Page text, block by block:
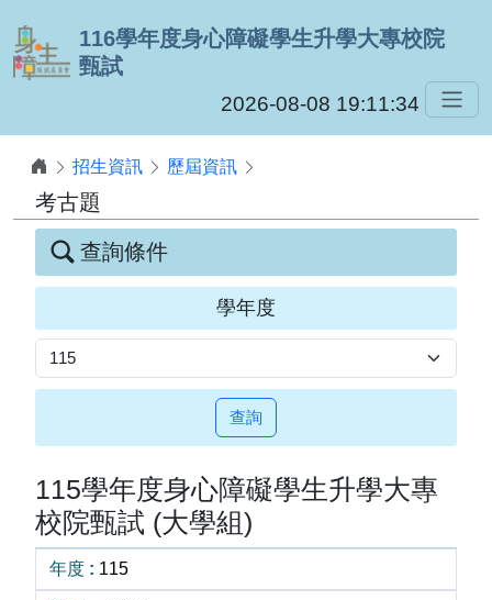
跳到主要內容
116學年度身心障礙學生升學大專校院
甄試
2026-08-08 19:11:35
招生資訊 歷屆資訊
考古題
查詢條件
學年度
查詢
115學年度身心障礙學生升學大專
校院甄試 (大學組)
115